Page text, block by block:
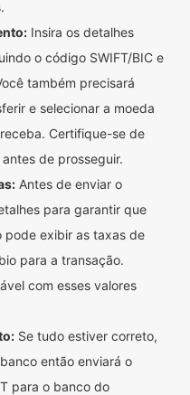
Insira os detalhes
o código SWIFT/BIC e
também precisará
e selecionar a moeda
Certifique-se de
de prosseguir.
Antes de enviar o
para garantir que
pode exibir as taxas de
para a transação.
com esses valores
Se tudo estiver correto,
então enviará o
para o banco do